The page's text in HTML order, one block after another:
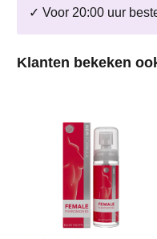
✓ Voor 20:00 uur
Productgalerij overslaan
Klanten bekeken